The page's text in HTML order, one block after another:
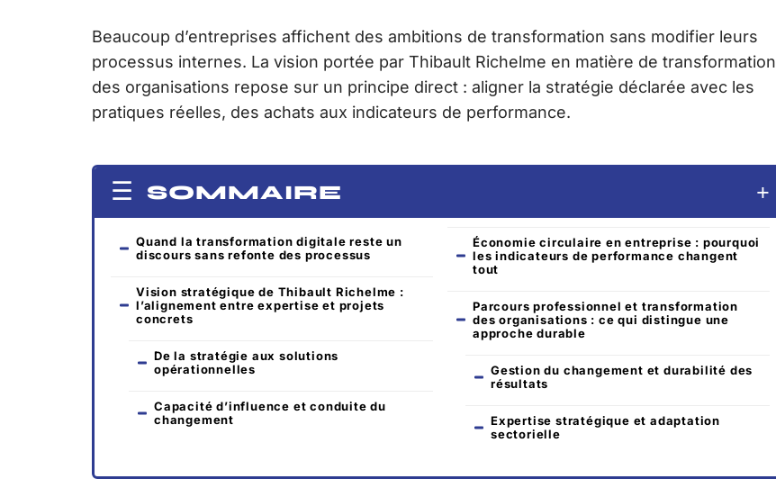
Beaucoup d’entreprises affichent des ambitions de transformation sans modifier leurs
processus internes. La vision portée par Thibault Richelme en matière de transformation
des organisations repose sur un principe direct : aligner la stratégie déclarée avec les
pratiques réelles, des achats aux indicateurs de performance.
SOMMAIRE
Quand la transformation digitale reste un
discours sans refonte des processus
Vision stratégique de Thibault Richelme :
l’alignement entre expertise et projets
concrets
De la stratégie aux solutions
opérationnelles
Capacité d’influence et conduite du
changement
Économie circulaire en entreprise : pourquoi
les indicateurs de performance changent
tout
Parcours professionnel et transformation
des organisations : ce qui distingue une
approche durable
Gestion du changement et durabilité des
résultats
Expertise stratégique et adaptation
sectorielle